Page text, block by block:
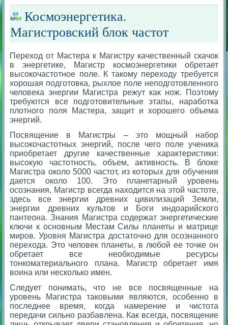
Космоэнергетика.
Магистровский блок частот
Переход от Мастера к Магистру качественный скачок
в энергетике, Магистр космоэнергетики обретает
высокочастотное поле. К такому переходу требуется
хорошая подготовка, рыхлое поле неподготовленного
человека энергии Магистра режут как нож. Поэтому
требуются все подготовительные этапы, наработка
плотного поля Мастера, защит и хорошего объема
энергий.
Посвящение в Магистры – это мощный набор
высокочастотных энергий, после чего поле ученика
приобретает другие качественные характеристики:
высокую частотность, объем, активность. В блоке
Магистра около 5000 частот, из которых для обучения
дается около 100. Это планетарный уровень
осознания, Магистр всегда находится на этой частоте,
здесь все энергии древних цивилизаций Земли,
энергии древних культов и Боги индоарийского
пантеона. Знания Магистра содержат энергетические
ключи к основным Местам Силы планеты и матрице
миров. Уровня Магистра достаточно для осознанного
перехода. Это человек планеты, в любой ее точке он
обретает все необходимые ресурсы
тонкоматериального плана. Магистр обретает имя
воина или несколько имен.
Следует понимать, что не все посвященные на
уровень Магистра таковыми являются, особенно в
последнее время, когда намерение и чистота
передачи сильно разбавлена. Как всегда, посвящение